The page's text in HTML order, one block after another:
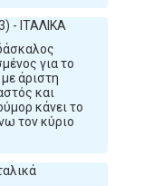
- ΙΤΑΛΙΚΑ
για το
άριστη
και
κάνει το
τον κύριο